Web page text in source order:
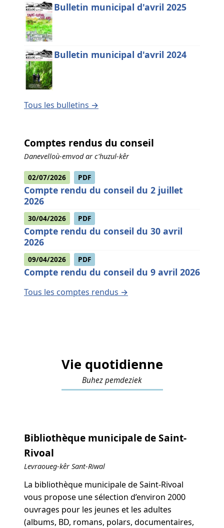
Bulletin municipal d'avril 2025
Bulletin municipal d'avril 2024
Tous les bulletins →
Comptes rendus du conseil
Danevelloù-emvod ar c'huzul-kêr
02/07/2026 PDF
Compte rendu du conseil du 2 juillet
2026
30/04/2026 PDF
Compte rendu du conseil du 30 avril
2026
09/04/2026 PDF
Compte rendu du conseil du 9 avril 2026
Tous les comptes rendus →
Vie quotidienne
Buhez pemdeziek
Bibliothèque municipale de Saint-
Rivoal
Levraoueg-kêr Sant-Riwal
La bibliothèque municipale de Saint-Rivoal
vous propose une sélection d’environ 2000
ouvrages pour les jeunes et les adultes
(albums, BD, romans, polars, documentaires,